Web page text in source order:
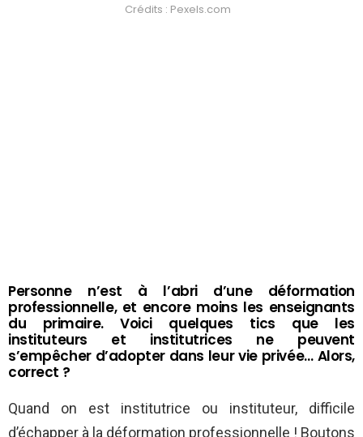
Crédits : Pexels.com
Personne n’est à l’abri d’une déformation
professionnelle, et encore moins les enseignants
du primaire. Voici quelques tics que les
instituteurs et institutrices ne peuvent
s’empêcher d’adopter dans leur vie privée… Alors,
correct ?
Quand on est institutrice ou instituteur, difficile
d’échapper à la déformation professionnelle ! Boutons